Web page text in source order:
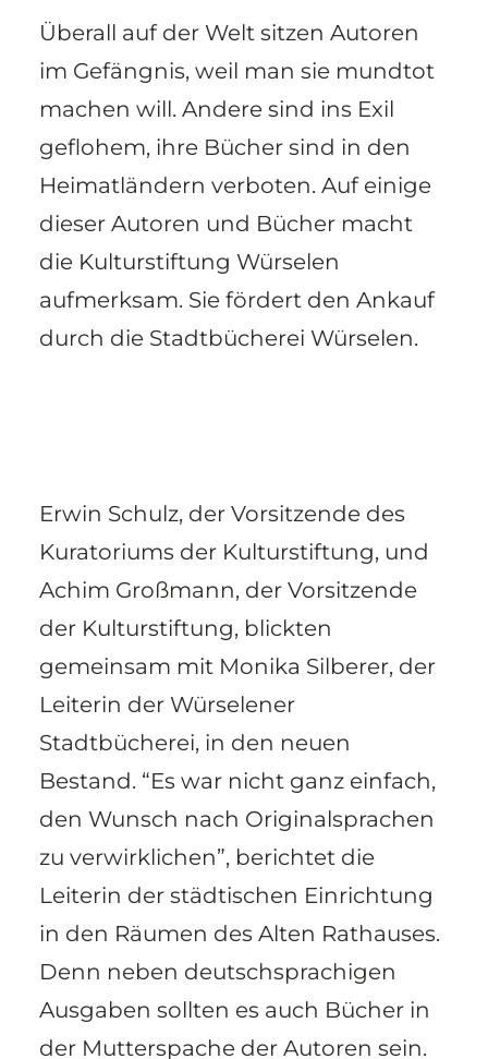
Überall auf der Welt sitzen Autoren
im Gefängnis, weil man sie mundtot
machen will. Andere sind ins Exil
geflohem, ihre Bücher sind in den
Heimatländern verboten. Auf einige
dieser Autoren und Bücher macht
die Kulturstiftung Würselen
aufmerksam. Sie fördert den Ankauf
durch die Stadtbücherei Würselen.
Erwin Schulz, der Vorsitzende des
Kuratoriums der Kulturstiftung, und
Achim Großmann, der Vorsitzende
der Kulturstiftung, blickten
gemeinsam mit Monika Silberer, der
Leiterin der Würselener
Stadtbücherei, in den neuen
Bestand. “Es war nicht ganz einfach,
den Wunsch nach Originalsprachen
zu verwirklichen”, berichtet die
Leiterin der städtischen Einrichtung
in den Räumen des Alten Rathauses.
Denn neben deutschsprachigen
Ausgaben sollten es auch Bücher in
der Mutterspache der Autoren sein.